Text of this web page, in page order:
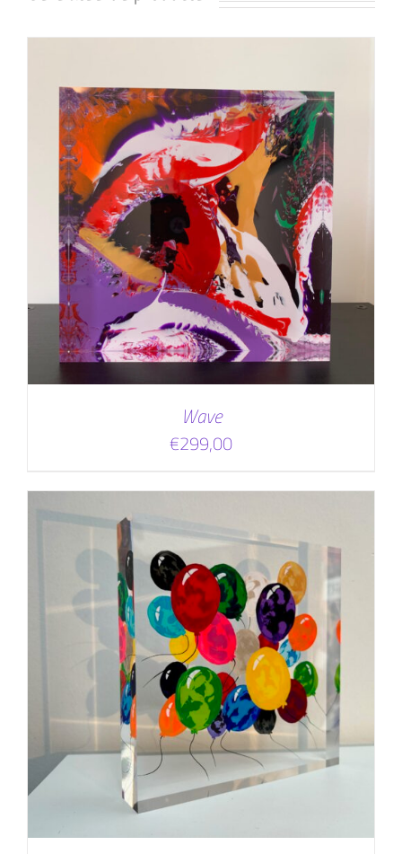
Wave
€299,00